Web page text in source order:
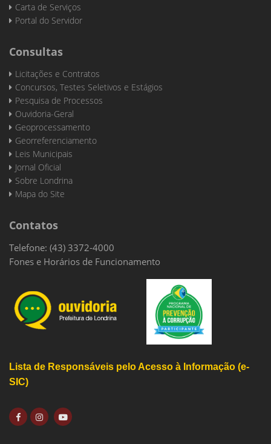
Carta de Serviços
Portal do Servidor
Consultas
Licitações e Contratos
Concursos, Testes Seletivos e Estágios
Pesquisa de Processos
Ouvidoria-Geral
Geoprocessamento
Georreferenciamento
Leis Municipais
Jornal Oficial
Sobre Londrina
Mapa do Site
Contatos
Telefone: (43) 3372-4000
Fones e Horários de Funcionamento
Lista de Responsáveis pelo Acesso à Informação (e-
SIC)